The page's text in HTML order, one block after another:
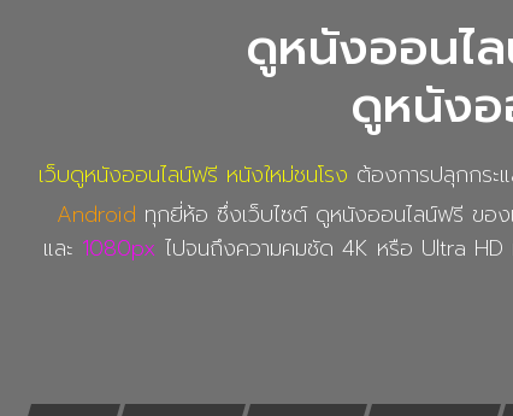
ดูหนังออนไ
ดูหนังอ
เว็บดูหนังออนไลน์ฟรี หนังใหม่ชนโรง ต้องการปลุกกระ
Android ทุกยี่ห้อ ซึ่งเว็บไซต์ ดูหนังออนไลน์ฟรี ของ
และ 1080px ไปจนถึงความคมชัด 4K หรือ Ultra HD